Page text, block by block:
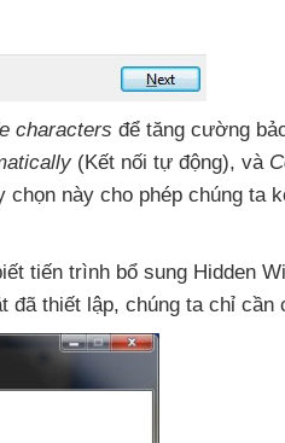
characters để tăng cường
(Kết nối tự động), và
chọn này cho phép chúng ta
tiến trình bổ sung Hidden
đã thiết lập, chúng ta chỉ cần